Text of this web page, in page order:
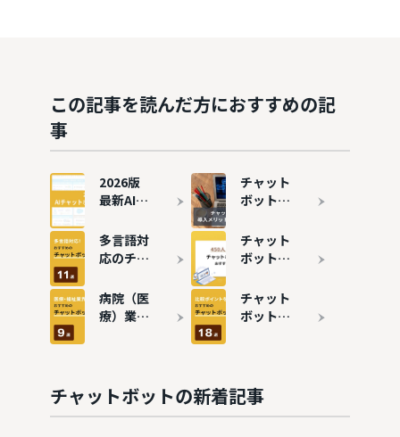
この記事を読んだ方におすすめの記
事
2026版
最新AIチ
ットカオ
スマップ
社内・横
断で徹底
整理
チャット
ボットと
メリッ
ト・デメ
リットや
しく解説
多言語対
応のチャ
トおすす
め11選！
成功事例
チャット
ボットの
は？料金
比較でお
すすめ13
病院（医
療）業界
すすめ9
選
チャット
ボットお
種類ごと
に紹介
チャットボットの新着記事